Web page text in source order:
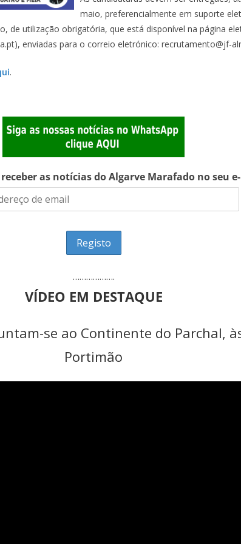
maio, preferencialmente em suporte
de utilização obrigatória, que está disponível na página
enviadas para o correio eletrónico: recrutamento@jf-
.
as notícias do Algarve Marafado no seu
……………….
VÍDEO EM DESTAQUE
se ao Continente do Parchal,
Portimão